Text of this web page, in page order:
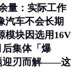
量 ：实际工作
汽车不会长期
模块因选用16V
集体「爆
迎刃而解——这